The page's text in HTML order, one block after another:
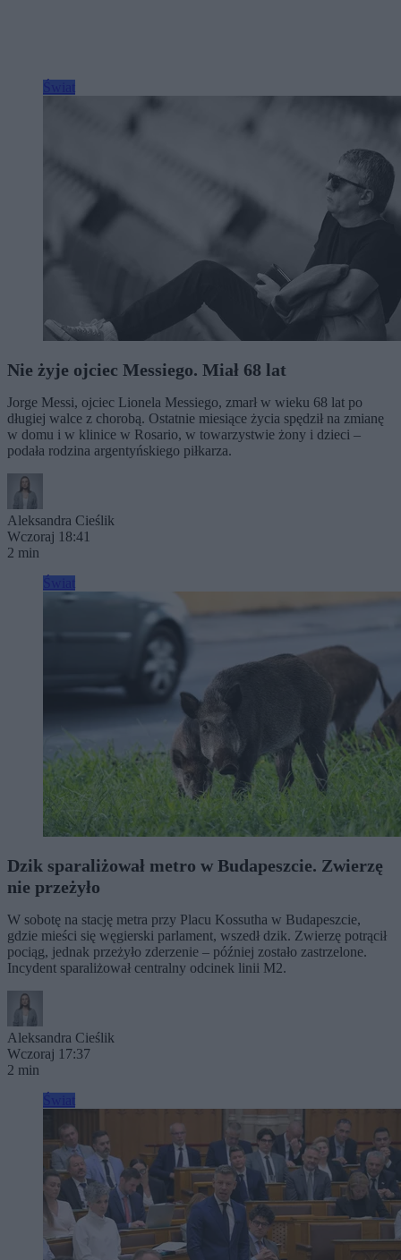
Nie żyje ojciec Messiego. Miał 68 lat
Jorge Messi, ojciec Lionela Messiego, zmarł w wieku 68 lat po
długiej walce z chorobą. Ostatnie miesiące życia spędził na zmianę
w domu i w klinice w Rosario, w towarzystwie żony i dzieci –
podała rodzina argentyńskiego piłkarza.
Aleksandra Cieślik
Wczoraj 18:41
2 min
Dzik sparaliżował metro w Budapeszcie. Zwierzę
nie przeżyło
W sobotę na stację metra przy Placu Kossutha w Budapeszcie,
gdzie mieści się węgierski parlament, wszedł dzik. Zwierzę potrącił
pociąg, jednak przeżyło zderzenie – później zostało zastrzelone.
Incydent sparaliżował centralny odcinek linii M2.
Aleksandra Cieślik
Wczoraj 17:37
2 min